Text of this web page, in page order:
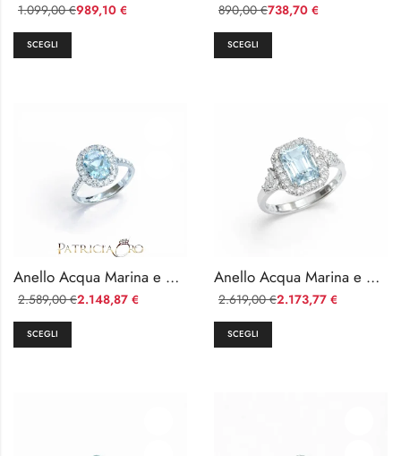
989,10 €
1.099,00€
SCEGLI
738,70 €
890,00€
SCEGLI
Anello Acqua Marina e Diamanti Naturali Oro Bianco 18k Davite & Delucchi
2.148,87 €
2.589,00€
SCEGLI
Anello Acqua Marina e Diamanti Naturali Oro Bianco 18kt Davite & Delucchi
2.173,77 €
2.619,00€
SCEGLI